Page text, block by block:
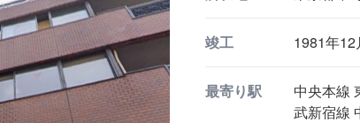
竣工 1981年12
最寄り駅
中央本線
武新宿線